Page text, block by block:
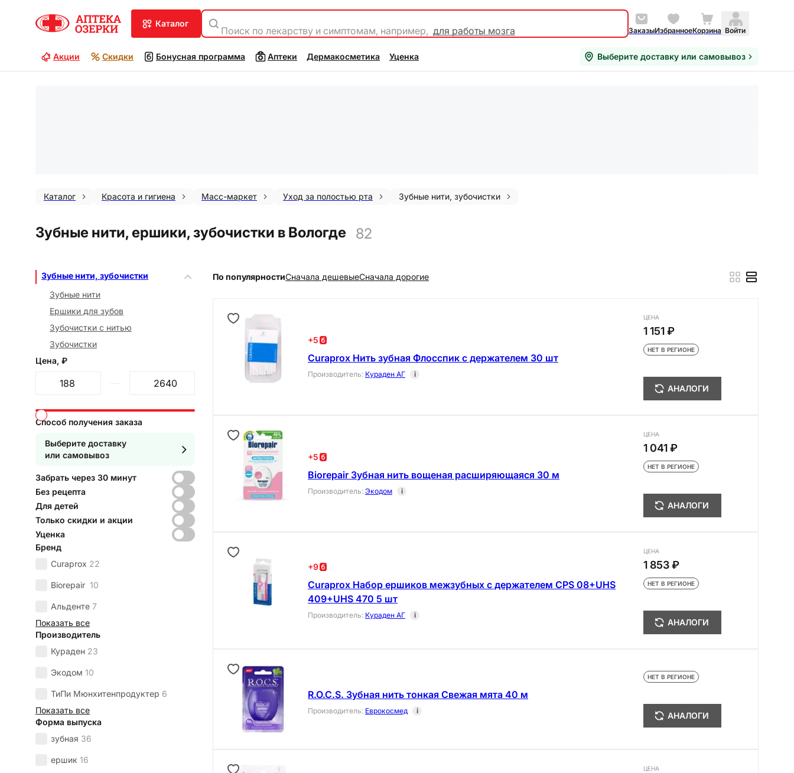
каталог
Поиск по лекарству и симптомам, например, для работы мозга ЗаказыИзбранноеКорзина Войти
Акции Скидки Бонусная программа Аптеки Дермакосметика Уценка Выберите доставку или самовывоз
Каталог Красота и гигиена Масс-маркет Уход за полостью рта Зубные нити, зубочистки
Зубные нити, ершики, зубочистки в Вологде 82
Зубные нити, зубочистки
Зубные нити
Ершики для зубов
Зубочистки с нитью
Зубочистки
Цена, ₽
Способ получения заказа
Выберите доставку
или самовывоз
Забрать через 30 минут
Без рецепта
Для детей
Только скидки и акции
Уценка
Бренд
Curaprox 22
Biorepair 10
Альденте 7
Показать все
Производитель
Кураден 23
Экодом 10
ТиПи Мюнхитенпродуктер 6
Показать все
Форма выпуска
зубная 36
ершик 16
По популярностиCначала дешевыеCначала дорогие
+5
Curaprox Нить зубная Флосспик с держателем 30 шт
Производитель: Кураден АГ i
ЦЕНА
1 151 ₽
НЕТ В РЕГИОНЕ
АНАЛОГИ
+5
Biorepair Зубная нить вощеная расширяющаяся 30 м
Производитель: Экодом i
ЦЕНА
1 041 ₽
НЕТ В РЕГИОНЕ
АНАЛОГИ
+9
Curaprox Набор ершиков межзубных с держателем CPS 08+UHS
409+UHS 470 5 шт
Производитель: Кураден АГ i
ЦЕНА
1 853 ₽
НЕТ В РЕГИОНЕ
АНАЛОГИ
R.O.C.S. Зубная нить тонкая Свежая мята 40 м
Производитель: Еврокосмед i
НЕТ В РЕГИОНЕ
АНАЛОГИ
ЦЕНА